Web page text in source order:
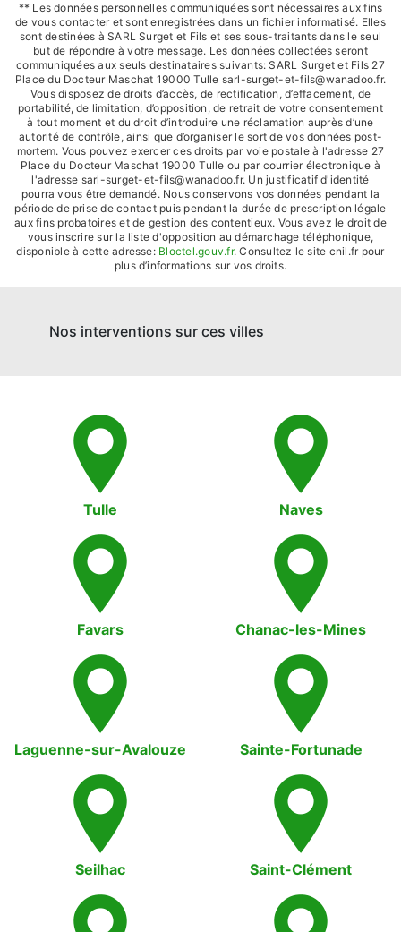
** Les données personnelles communiquées sont nécessaires aux fins
de vous contacter et sont enregistrées dans un fichier informatisé. Elles
sont destinées à SARL Surget et Fils et ses sous-traitants dans le seul
but de répondre à votre message. Les données collectées seront
communiquées aux seuls destinataires suivants: SARL Surget et Fils 27
Place du Docteur Maschat 19000 Tulle sarl-surget-et-fils@wanadoo.fr.
Vous disposez de droits d’accès, de rectification, d’effacement, de
portabilité, de limitation, d’opposition, de retrait de votre consentement
à tout moment et du droit d’introduire une réclamation auprès d’une
autorité de contrôle, ainsi que d’organiser le sort de vos données post-
mortem. Vous pouvez exercer ces droits par voie postale à l'adresse 27
Place du Docteur Maschat 19000 Tulle ou par courrier électronique à
l'adresse sarl-surget-et-fils@wanadoo.fr. Un justificatif d'identité
pourra vous être demandé. Nous conservons vos données pendant la
période de prise de contact puis pendant la durée de prescription légale
aux fins probatoires et de gestion des contentieux. Vous avez le droit de
vous inscrire sur la liste d'opposition au démarchage téléphonique,
disponible à cette adresse: Bloctel.gouv.fr. Consultez le site cnil.fr pour
plus d’informations sur vos droits.
Nos interventions sur ces villes
Tulle Naves
Favars Chanac-les-Mines
Laguenne-sur-Avalouze Sainte-Fortunade
Seilhac Saint-Clément